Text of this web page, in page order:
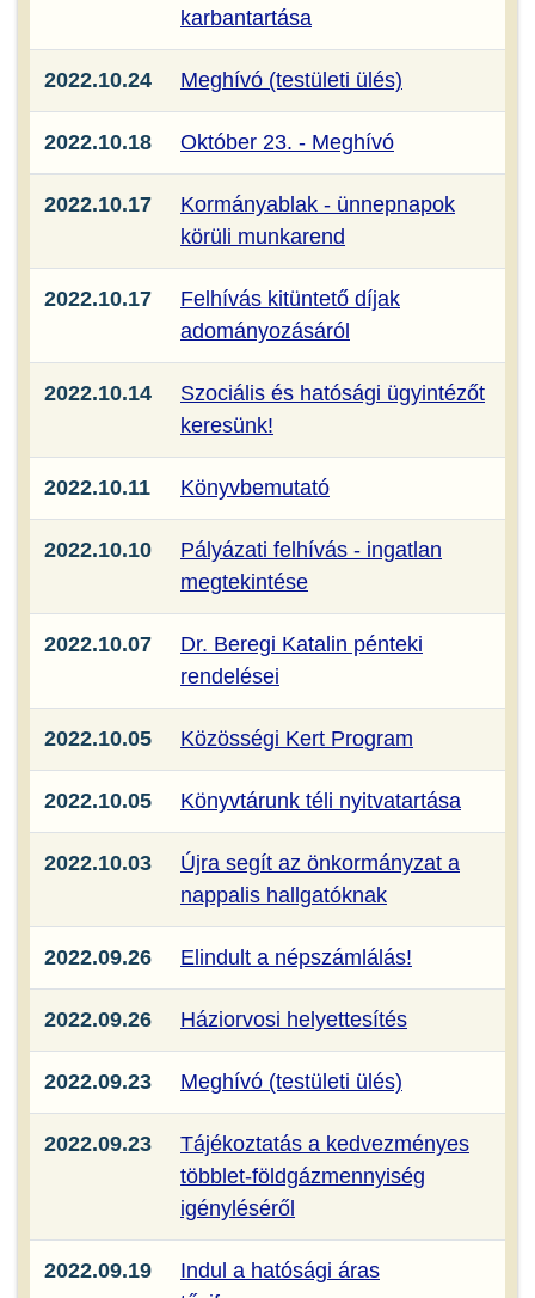
karbantartása
2022.10.24 Meghívó (testületi ülés)
2022.10.18 Október 23. - Meghívó
2022.10.17
Kormányablak - ünnepnapok
körüli munkarend
2022.10.17
Felhívás kitüntető díjak
adományozásáról
2022.10.14
Szociális és hatósági ügyintézőt
keresünk!
2022.10.11 Könyvbemutató
2022.10.10
Pályázati felhívás - ingatlan
megtekintése
2022.10.07
Dr. Beregi Katalin pénteki
rendelései
2022.10.05 Közösségi Kert Program
2022.10.05 Könyvtárunk téli nyitvatartása
2022.10.03
Újra segít az önkormányzat a
nappalis hallgatóknak
2022.09.26 Elindult a népszámlálás!
2022.09.26 Háziorvosi helyettesítés
2022.09.23 Meghívó (testületi ülés)
2022.09.23
Tájékoztatás a kedvezményes
többlet-földgázmennyiség
igényléséről
2022.09.19
Indul a hatósági áras